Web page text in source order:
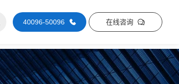
40096-50096 在线咨询